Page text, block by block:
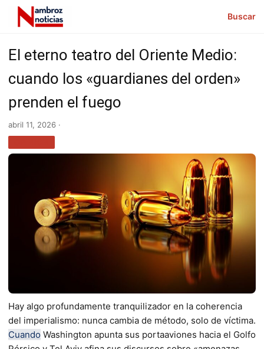
Buscar
El eterno teatro del Oriente Medio:
cuando los «guardianes del orden»
prenden el fuego
abril 11, 2026 ·
Hay algo profundamente tranquilizador en la coherencia
del imperialismo: nunca cambia de método, solo de víctima.
Cuando Washington apunta sus portaaviones hacia el Golfo